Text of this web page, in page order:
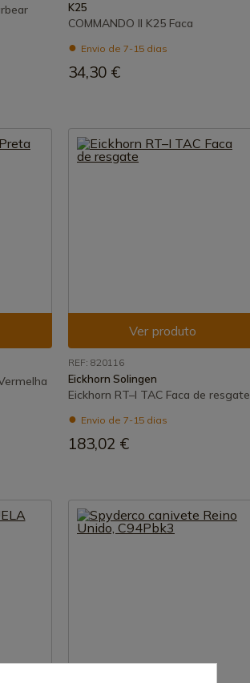
K25
COMMANDO II K25 Faca
Envio de 7-15 dias
34,30 €
Ver produto
REF: 820116
Eickhorn Solingen
Eickhorn RT–I TAC Faca de resgate
Envio de 7-15 dias
183,02 €